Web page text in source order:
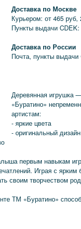
Доставка по Москве
Курьером: от 465 руб,
Пункты выдачи
Доставка по России
Почта, пункты выдачи
Деревянная игрушка
«Буратино»
артистам:
- яркие цвета
- оригинальный
первым навыкам
Играя с ярким
своим творчеством
ТМ «Буратино»